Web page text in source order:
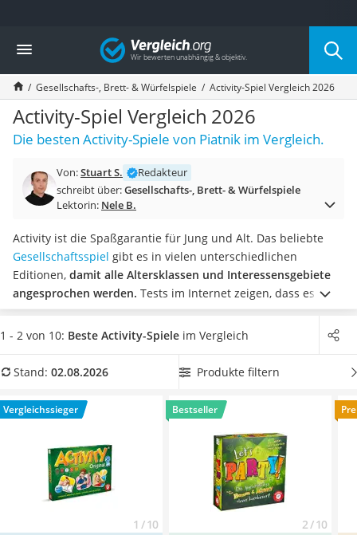
Die beliebtesten Vergleiche nach Kategorie
Freizeit & Sport
Gartentrampolin
Trampolin
Metalldetektor
Eufab-Fahrradträger
Trampolin 366 cm
Aluminium-Koffer
Futterboot
E-Bike-Dreirad
Trekkingschuhe Herren
Reisetasche mit Rollen
Klimmzugstation
Koffer
Nachtsichtgerät
Handgepäck-Koffer
Wanderschuhe Herren
Sicherheitsweste Reiten
Vergleich
Gesellschafts-, Brett- & Würfelspiele Activity-Spiel Vergleich 2026
Activity-Spiel Vergleich 2026
Die besten Activity-Spiele von Piatnik im Vergleich.
Von:Stuart S.
Redakteur
schreibt über:Gesellschafts-, Brett- & Würfelspiele
Lektorin: Nele B.
Activity ist die Spaßgarantie für Jung und Alt. Das beliebte
Gesellschaftsspiel gibt es in vielen unterschiedlichen
Editionen, damit alle Altersklassen und Interessensgebiete
angesprochen werden. Tests im Internet zeigen, dass es
Spiele sowohl für Zuhause, als auch eine Travel-Version gibt,
die sich für Reisen anbietet. Wählen Sie jetzt aus unserer
Schwierigkeitsgrad, wenn Sie sich bei der original Activity-
2026 besonders das Modell
Piatnik Activity 6028 Original
mit
seinen Eigenschaften.
1 - 2 von 10: Beste Activity-Spiele im Vergleich
Stand: 02.08.2026 Produkte filtern
Vergleichssieger
1 / 10
Bestseller
2 / 10